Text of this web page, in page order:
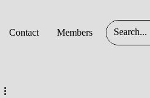
Contact Members